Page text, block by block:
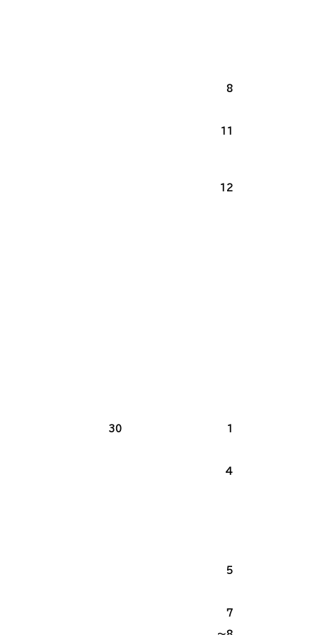
8
11
12
30 1
4
5
7